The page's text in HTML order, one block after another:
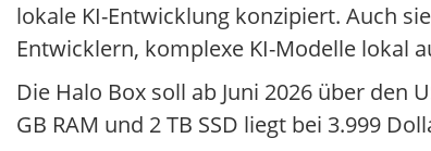
lokale KI-Entwicklung konzipiert. Auch
Entwicklern, komplexe KI-Modelle lokal
Die Halo Box soll ab Juni 2026 über
GB RAM und 2 TB SSD liegt bei 3.999